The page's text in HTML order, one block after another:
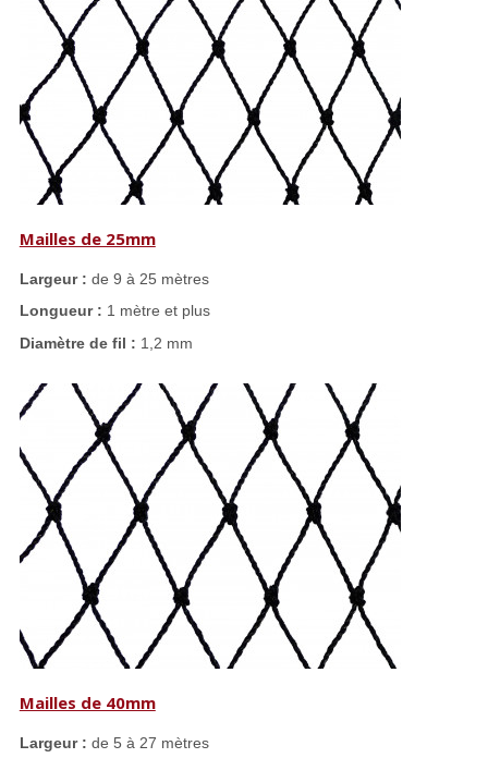
Mailles de 25mm
Largeur : de 9 à 25 mètres
Longueur : 1 mètre et plus
Diamètre de fil : 1,2 mm
Mailles de 40mm
Largeur : de 5 à 27 mètres